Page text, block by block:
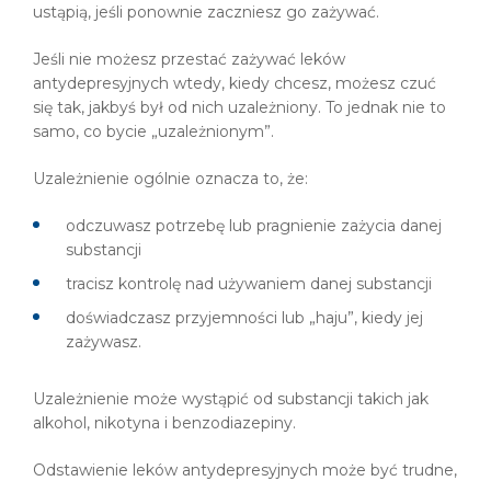
ustąpią, jeśli ponownie zaczniesz go zażywać.
Jeśli nie możesz przestać zażywać leków
antydepresyjnych wtedy, kiedy chcesz, możesz czuć
się tak, jakbyś był od nich uzależniony. To jednak nie to
samo, co bycie „uzależnionym”.
Uzależnienie ogólnie oznacza to, że:
odczuwasz potrzebę lub pragnienie zażycia danej
substancji
tracisz kontrolę nad używaniem danej substancji
doświadczasz przyjemności lub „haju”, kiedy jej
zażywasz.
Uzależnienie może wystąpić od substancji takich jak
alkohol, nikotyna i benzodiazepiny.
Odstawienie leków antydepresyjnych może być trudne,